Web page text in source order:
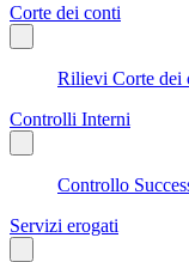
Corte dei conti
Rilievi Corte dei
Controlli Interni
Controllo
Servizi erogati